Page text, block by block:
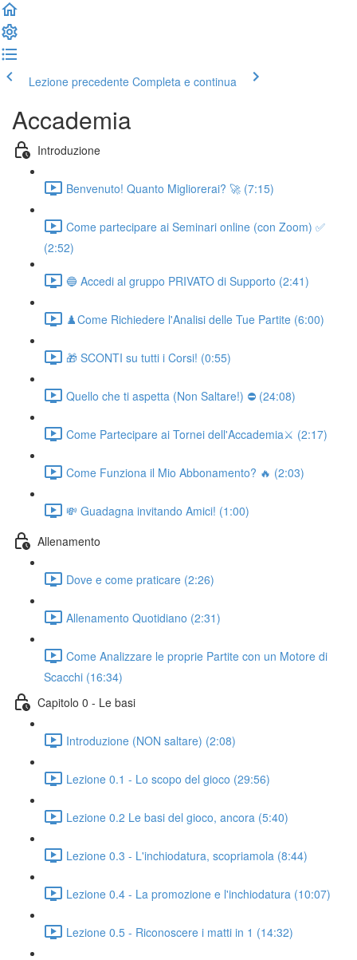
Lezione precedente Completa e continua
Accademia
Introduzione
Benvenuto! Quanto Migliorerai? 🚀 (7:15)
Come partecipare ai Seminari online (con Zoom) ✅
(2:52)
🔵 Accedi al gruppo PRIVATO di Supporto (2:41)
♟️Come Richiedere l'Analisi delle Tue Partite (6:00)
🎁 SCONTI su tutti i Corsi! (0:55)
Quello che ti aspetta (Non Saltare!) ⛔ (24:08)
Come Partecipare ai Tornei dell'Accademia⚔️ (2:17)
Come Funziona il Mio Abbonamento? 🔥 (2:03)
💸 Guadagna invitando Amici! (1:00)
Allenamento
Dove e come praticare (2:26)
Allenamento Quotidiano (2:31)
Come Analizzare le proprie Partite con un Motore di
Scacchi (16:34)
Capitolo 0 - Le basi
Introduzione (NON saltare) (2:08)
Lezione 0.1 - Lo scopo del gioco (29:56)
Lezione 0.2 Le basi del gioco, ancora (5:40)
Lezione 0.3 - L'inchiodatura, scopriamola (8:44)
Lezione 0.4 - La promozione e l'inchiodatura (10:07)
Lezione 0.5 - Riconoscere i matti in 1 (14:32)